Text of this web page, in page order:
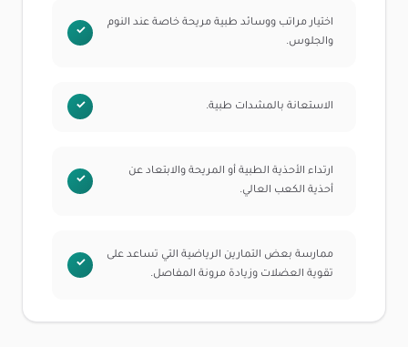
اختيار مراتب ووسائد طبية مريحة خاصة عند النوم
والجلوس.
الاستعانة بالمشدات طبية.
ارتداء الأحذية الطبية أو المريحة والابتعاد عن
أحذية الكعب العالي.
ممارسة بعض التمارين الرياضية التي تساعد على
تقوية العضلات وزيادة مرونة المفاصل.